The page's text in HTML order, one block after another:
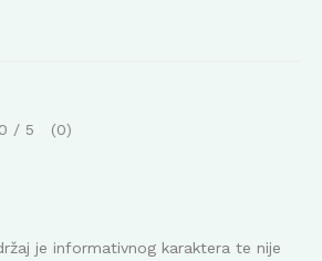
0 / 5 0
je informativnog karaktera te nije